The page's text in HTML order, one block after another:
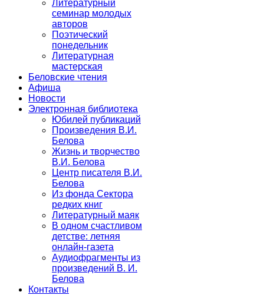
Литературный
семинар молодых
авторов
Поэтический
понедельник
Литературная
мастерская
Беловские чтения
Афиша
Новости
Электронная библиотека
Юбилей публикаций
Произведения В.И.
Белова
Жизнь и творчество
В.И. Белова
Центр писателя В.И.
Белова
Из фонда Сектора
редких книг
Литературный маяк
В одном счастливом
детстве: летняя
онлайн-газета
Аудиофрагменты из
произведений В. И.
Белова
Контакты